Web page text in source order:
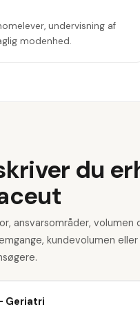
undervisning af
modenhed.
du
ansvarsområder,
kundevolumen
Geriatri